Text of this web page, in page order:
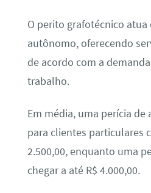
O perito grafotécnico
autônomo, oferecendo
de acordo com a
trabalho.
Em média, uma perícia de
para clientes particulares
2.500,00, enquanto uma
chegar a até R$ 4.000,00.